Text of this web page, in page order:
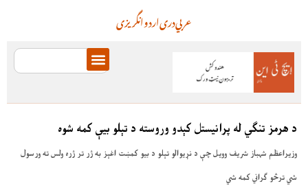
انگریزیاردودریعربي
د هرمز تنګي له پرانیستل کېدو وروسته د تېلو بیې کمه شوه
وزیراعظم شہباز شریف وویل چې د نړیوالو تېلو د بیو کمښت اغېز به ژر تر ژره ولس ته ورسول
شي ترڅو ګراني کمه شي